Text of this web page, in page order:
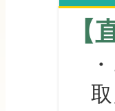
【
・